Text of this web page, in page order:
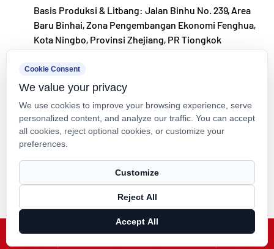
Dengan total investasi sebesar RMB 200 juta, Kaixin
Ultra-Pure Pipe Technology (Ningbo) Co., Ltd. telah
mendirikan laboratorium material baru bekerja
sama dengan universitas dan lembaga penelitian,
membangun basis manufaktur modern, dan
memasang 8 jalur produksi otomatis untuk plastik
yang dimodifikasi dan 8 untuk bahan polimer.
Fasilitas ini didedikasikan untuk penelitian dan
pengembangan, produksi, dan penerapan bahan
plastik dan polimer baru yang dimodifikasi. Kaixin
juga berkomitmen untuk menarik talenta terbaik
dari berbagai disiplin ilmu, terus mendorong
Basis Produksi & Litbang: Jalan Binhu No. 239, Area
Baru Binhai, Zona Pengembangan Ekonomi Fenghua,
Kota Ningbo, Provinsi Zhejiang, PR Tiongkok
kxpv@kxpv.com
+86-18067123177
Hak Cipta © Kaixin Pipeline Technologies Co., Ltd. Semua Hak
Dilindungi Undang-undang.
Smart Cloud
Cookie Consent
We value your privacy
We use cookies to improve your browsing experience, serve
personalized content, and analyze our traffic. You can accept
all cookies, reject optional cookies, or customize your
preferences.
Customize
Reject All
Accept All